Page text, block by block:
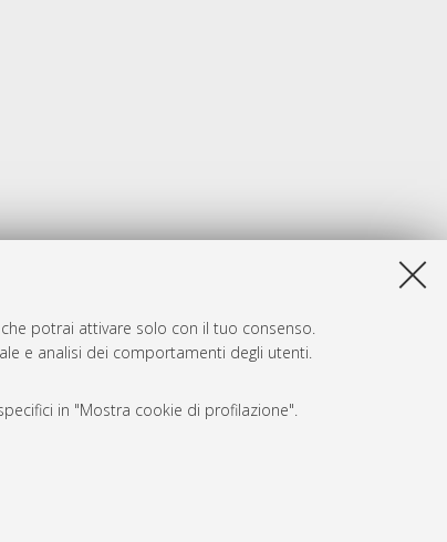
potrai attivare solo con il tuo consenso.
e analisi dei comportamenti degli utenti.
in "Mostra cookie di profilazione".